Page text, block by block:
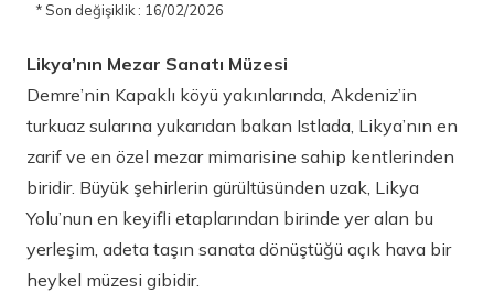
* Son değişiklik : 16/02/2026
Likya’nın Mezar Sanatı Müzesi
Demre’nin Kapaklı köyü yakınlarında, Akdeniz’in
turkuaz sularına yukarıdan bakan Istlada, Likya’nın en
zarif ve en özel mezar mimarisine sahip kentlerinden
biridir. Büyük şehirlerin gürültüsünden uzak, Likya
Yolu’nun en keyifli etaplarından birinde yer alan bu
yerleşim, adeta taşın sanata dönüştüğü açık hava bir
heykel müzesi gibidir.